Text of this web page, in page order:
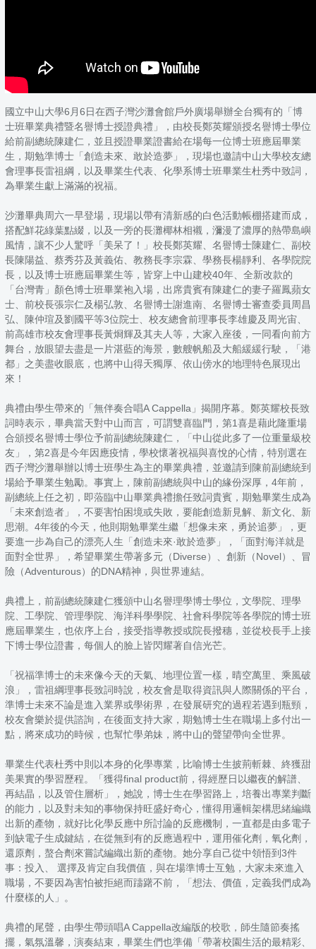
國立中山大學6月6日在西子灣沙灘會館戶外廣場舉辦全台獨有的「博
士班畢業典禮暨名譽博士授證典禮」，由校長鄭英耀頒授名譽博士學位
給前副總統陳建仁，並且授證畢業證書給在場每一位博士班應屆畢業
生，期勉準博士「創造未來、敢於造夢」，現場也邀請中山大學校友總
會理事長雷祖綱，以及畢業生代表、化學系博士班畢業生杜秀中致詞，
為畢業生獻上滿滿的祝福。
沙灘畢典周六一早登場，現場以帶有清新感的白色活動帳棚搭建而成，
搭配鮮花綠葉點綴，以及一旁的長灘椰林相襯，瀰漫了濃厚的熱帶島嶼
風情，讓不少人驚呼「美呆了！」校長鄭英耀、名譽博士陳建仁、副校
長陳陽益、蔡秀芬及黃義佑、教務長李宗霖、學務長楊靜利、各學院院
長，以及博士班應屆畢業生等，皆穿上中山建校40年、全新改款的
「台灣青」顏色博士班畢業袍入場，出席貴賓有陳建仁的妻子羅鳳蘋女
士、前校長張宗仁及楊弘敦、名譽博士謝進南、名譽博士審查委員周昌
弘、陳仲瑄及劉國平等3位院士、校友總會前理事長李雄慶及周光宙、
前高雄市校友會理事長黃烱輝及其夫人等，大家入座後，一同看向前方
舞台，放眼望去盡是一片湛藍的海景，數艘帆船及大船緩緩行駛，「港
都」之美盡收眼底，也將中山得天獨厚、依山傍水的地理特色展現出
來！
典禮由學生帶來的「無伴奏合唱A Cappella」揭開序幕。鄭英耀校長致
詞時表示，畢典當天對中山而言，可謂雙喜臨門，第1喜是藉此隆重場
合頒授名譽博士學位予前副總統陳建仁，「中山從此多了一位重量級校
友」，第2喜是今年因應疫情，學校懷著祝福與喜悅的心情，特別選在
西子灣沙灘舉辦以博士班學生為主的畢業典禮，並邀請到陳前副總統到
場給予畢業生勉勵。事實上，陳前副總統與中山的緣份深厚，4年前，
副總統上任之初，即蒞臨中山畢業典禮擔任致詞貴賓，期勉畢業生成為
「未來創造者」，不要害怕困境或失敗，要能創造新見解、新文化、新
思潮。4年後的今天，他則期勉畢業生繼「想像未來，勇於追夢」，更
要進一步為自己的漂亮人生「創造未來·敢於造夢」，「面對海洋就是
面對全世界」，希望畢業生帶著多元（Diverse）、創新（Novel）、冒
險（Adventurous）的DNA精神，與世界連結。
典禮上，前副總統陳建仁獲頒中山名譽理學博士學位，文學院、理學
院、工學院、管理學院、海洋科學學院、社會科學院等各學院的博士班
應屆畢業生，也依序上台，接受指導教授或院長撥穗，並從校長手上接
下博士學位證書，每個人的臉上皆閃耀著自信光芒。
「祝福準博士的未來像今天的天氣、地理位置一樣，晴空萬里、乘風破
浪」，雷祖綱理事長致詞時說，校友會是取得資訊與人際關係的平台，
準博士未來不論是進入業界或學術界，在發展研究的過程若遇到瓶頸，
校友會樂於提供諮詢，在後面支持大家，期勉博士生在職場上多付出一
點，將來成功的時候，也幫忙學弟妹，將中山的聲望帶向全世界。
畢業生代表杜秀中則以本身的化學專業，比喻博士生披荊斬棘、終獲甜
美果實的學習歷程。「獲得final product前，得經歷日以繼夜的解譜、
再結晶，以及管住層析」，她說，博士生在學習路上，培養出專業判斷
的能力，以及對未知的事物保持旺盛好奇心，懂得用邏輯架構思緒編織
出新的產物，就好比化學反應中所討論的反應機制，一直都是由多電子
到缺電子生成鍵結，在從無到有的反應過程中，運用催化劑，氧化劑，
還原劑，螯合劑來嘗試編織出新的產物。她分享自己從中領悟到3件
事：投入、 選擇及肯定自我價值，與在場準博士互勉，大家未來進入
職場，不要因為害怕被拒絕而躊躇不前，「想法、價值，定義我們成為
什麼樣的人」。
典禮的尾聲，由學生帶頭唱A Cappella改編版的校歌，師生隨節奏搖
擺，氣氛溫馨，演奏結束，畢業生們也準備「帶著校園生活的最精彩、